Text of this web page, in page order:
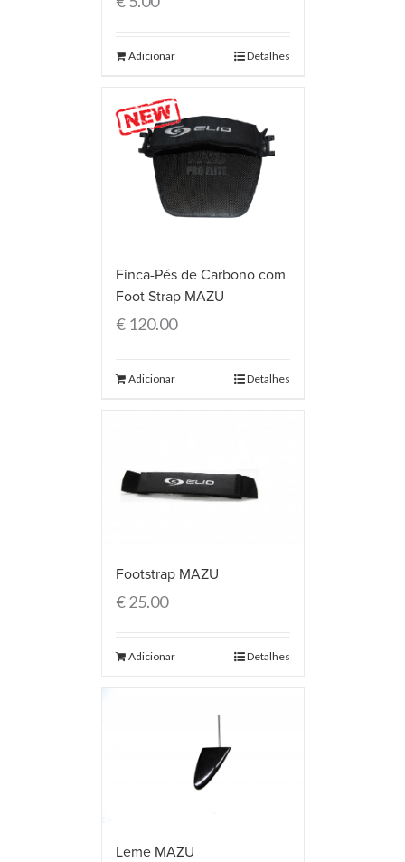
Adicionar Detalhes
Finca-Pés de Carbono com
Foot Strap MAZU
€120.00
Adicionar Detalhes
Footstrap MAZU
€25.00
Adicionar Detalhes
Leme MAZU